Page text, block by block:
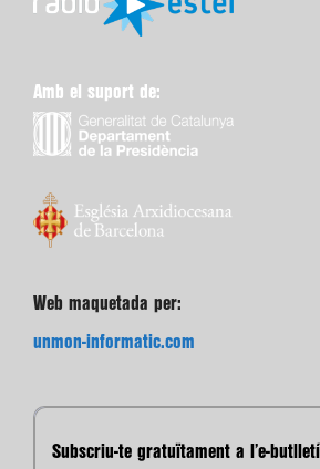
Amb el suport de:
Web maquetada per:
unmon-informatic.com
Subscriu-te gratuïtament a l’e-